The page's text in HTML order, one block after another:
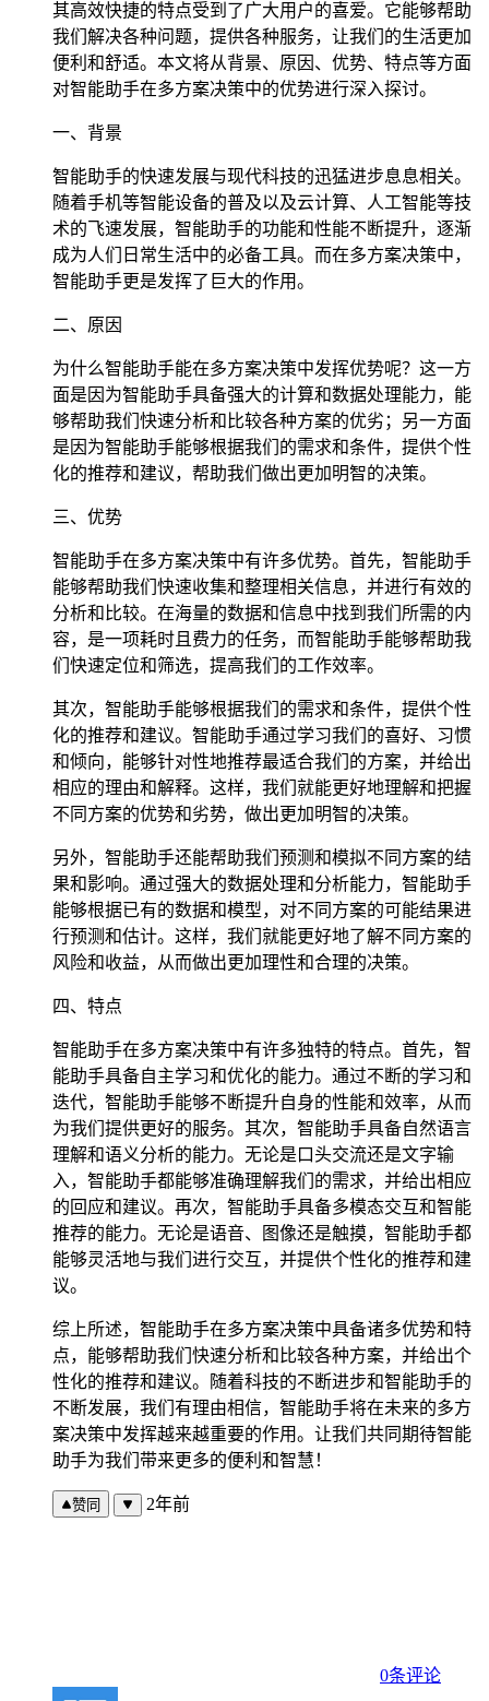
其高效快捷的特点受到了广大用户的喜爱。它能够帮助
我们解决各种问题，提供各种服务，让我们的生活更加
便利和舒适。本文将从背景、原因、优势、特点等方面
对智能助手在多方案决策中的优势进行深入探讨。
一、背景
智能助手的快速发展与现代科技的迅猛进步息息相关。
随着手机等智能设备的普及以及云计算、人工智能等技
术的飞速发展，智能助手的功能和性能不断提升，逐渐
成为人们日常生活中的必备工具。而在多方案决策中，
智能助手更是发挥了巨大的作用。
二、原因
为什么智能助手能在多方案决策中发挥优势呢？这一方
面是因为智能助手具备强大的计算和数据处理能力，能
够帮助我们快速分析和比较各种方案的优劣；另一方面
是因为智能助手能够根据我们的需求和条件，提供个性
化的推荐和建议，帮助我们做出更加明智的决策。
三、优势
智能助手在多方案决策中有许多优势。首先，智能助手
能够帮助我们快速收集和整理相关信息，并进行有效的
分析和比较。在海量的数据和信息中找到我们所需的内
容，是一项耗时且费力的任务，而智能助手能够帮助我
们快速定位和筛选，提高我们的工作效率。
其次，智能助手能够根据我们的需求和条件，提供个性
化的推荐和建议。智能助手通过学习我们的喜好、习惯
和倾向，能够针对性地推荐最适合我们的方案，并给出
相应的理由和解释。这样，我们就能更好地理解和把握
不同方案的优势和劣势，做出更加明智的决策。
另外，智能助手还能帮助我们预测和模拟不同方案的结
果和影响。通过强大的数据处理和分析能力，智能助手
能够根据已有的数据和模型，对不同方案的可能结果进
行预测和估计。这样，我们就能更好地了解不同方案的
风险和收益，从而做出更加理性和合理的决策。
四、特点
智能助手在多方案决策中有许多独特的特点。首先，智
能助手具备自主学习和优化的能力。通过不断的学习和
迭代，智能助手能够不断提升自身的性能和效率，从而
为我们提供更好的服务。其次，智能助手具备自然语言
理解和语义分析的能力。无论是口头交流还是文字输
入，智能助手都能够准确理解我们的需求，并给出相应
的回应和建议。再次，智能助手具备多模态交互和智能
推荐的能力。无论是语音、图像还是触摸，智能助手都
能够灵活地与我们进行交互，并提供个性化的推荐和建
议。
综上所述，智能助手在多方案决策中具备诸多优势和特
点，能够帮助我们快速分析和比较各种方案，并给出个
性化的推荐和建议。随着科技的不断进步和智能助手的
不断发展，我们有理由相信，智能助手将在未来的多方
案决策中发挥越来越重要的作用。让我们共同期待智能
助手为我们带来更多的便利和智慧！
赞同 2年前
0条评论